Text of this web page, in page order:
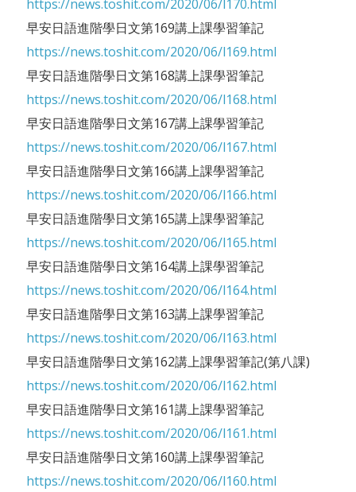
https://news.toshit.com/2020/06/l170.html
早安日語進階學日文第169講上課學習筆記
https://news.toshit.com/2020/06/l169.html
早安日語進階學日文第168講上課學習筆記
https://news.toshit.com/2020/06/l168.html
早安日語進階學日文第167講上課學習筆記
https://news.toshit.com/2020/06/l167.html
早安日語進階學日文第166講上課學習筆記
https://news.toshit.com/2020/06/l166.html
早安日語進階學日文第165講上課學習筆記
https://news.toshit.com/2020/06/l165.html
早安日語進階學日文第164講上課學習筆記
https://news.toshit.com/2020/06/l164.html
早安日語進階學日文第163講上課學習筆記
https://news.toshit.com/2020/06/l163.html
早安日語進階學日文第162講上課學習筆記(第八課)
https://news.toshit.com/2020/06/l162.html
早安日語進階學日文第161講上課學習筆記
https://news.toshit.com/2020/06/l161.html
早安日語進階學日文第160講上課學習筆記
https://news.toshit.com/2020/06/l160.html